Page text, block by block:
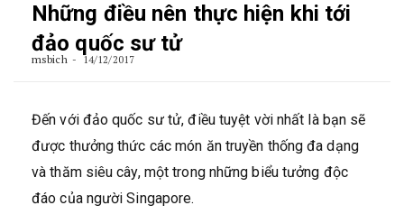
Những điều nên thực hiện khi tới
đảo quốc sư tử
msbich 14/12/2017
Đến với đảo quốc sư tử, điều tuyệt vời nhất là bạn sẽ
được thưởng thức các món ăn truyền thống đa dạng
và thăm siêu cây, một trong những biểu tưởng độc
đáo của người Singapore.